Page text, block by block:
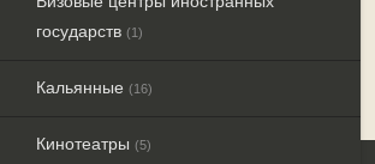
государств (1)
Кальянные (16)
Кинотеатры (5)